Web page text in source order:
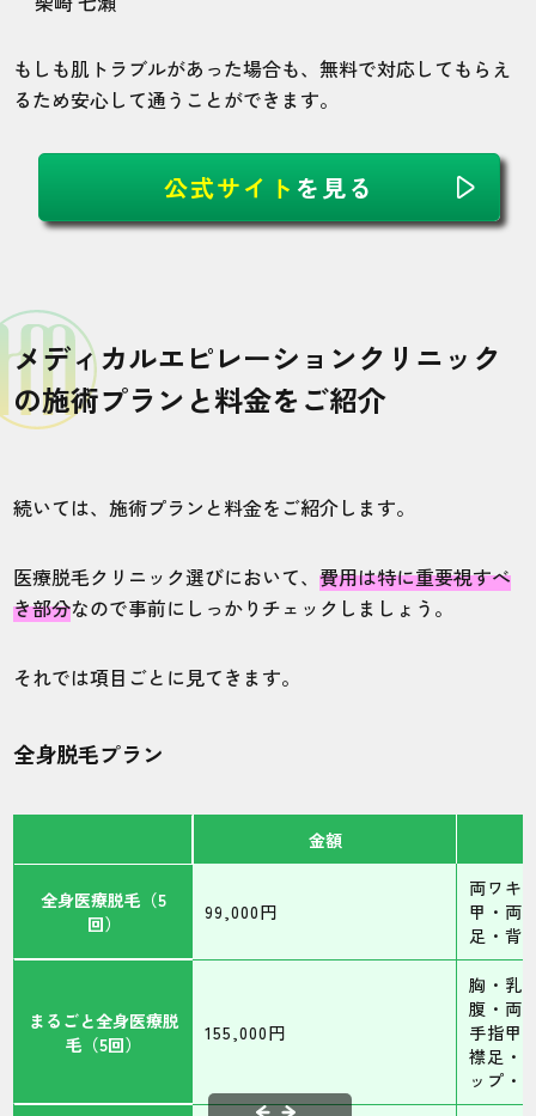
もしも肌トラブルがあった場合も、無料で対応してもらえ
るため安心して通うことができます。
公式サイト を見る
メディカルエピレーションクリニック
の施術プランと料金をご紹介
続いては、施術プランと料金をご紹介します。
医療脱毛クリニック選びにおいて、費用は特に重要視すべ
き部分なので事前にしっかりチェックしましょう。
それでは項目ごとに見てきます。
全身脱毛プラン
金額
全身医療脱毛（5
回）
99,000円
両ワキ
甲・両
足・背
まるごと全身医療脱
毛（5回）
155,000円
胸・乳
腹・両
手指甲
襟足・
ップ・